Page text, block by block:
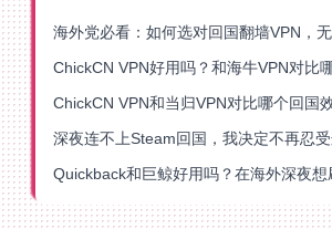
深夜连不上Steam回国，我决定不再忍